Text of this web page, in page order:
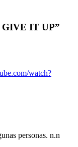
GIVE IT UP”
watch?
personas. n.n